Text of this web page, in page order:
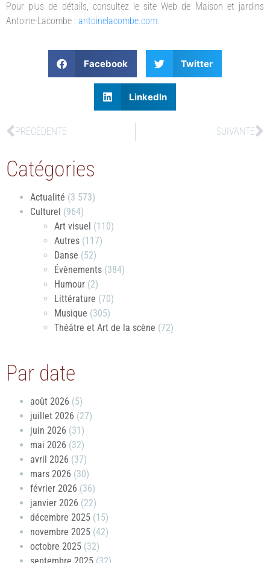
Pour plus de détails, consultez le site Web de Maison et jardins
Antoine-Lacombe : antoinelacombe.com.
Facebook Twitter
LinkedIn
PRÉCÉDENTE SUIVANTE
Catégories
Actualité (3 573)
Culturel (964)
Art visuel (110)
Autres (117)
Danse (52)
Évènements (384)
Humour (2)
Littérature (70)
Musique (305)
Théâtre et Art de la scène (72)
Par date
août 2026 (5)
juillet 2026 (27)
juin 2026 (31)
mai 2026 (32)
avril 2026 (37)
mars 2026 (30)
février 2026 (36)
janvier 2026 (22)
décembre 2025 (15)
novembre 2025 (42)
octobre 2025 (32)